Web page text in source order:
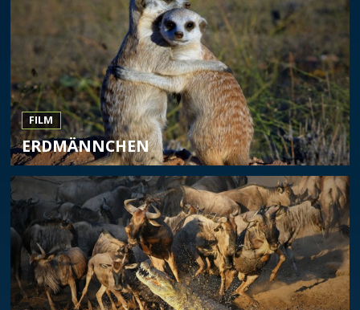
FILM
ERDMÄNNCHEN